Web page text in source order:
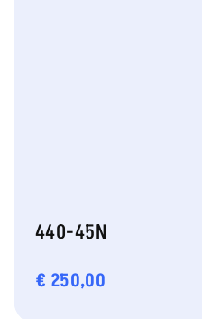
440-45N
€ 250,00